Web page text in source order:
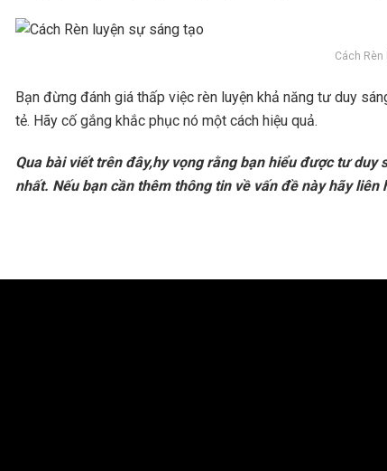
Cách
Bạn đừng đánh giá thấp việc rèn luyện khả năng tư duy
tẻ. Hãy cố gắng khắc phục nó một cách hiệu quả.
Qua bài viết trên đây,hy vọng rằng bạn hiểu được tư duy
nhất. Nếu bạn cần thêm thông tin về vấn đề này hãy